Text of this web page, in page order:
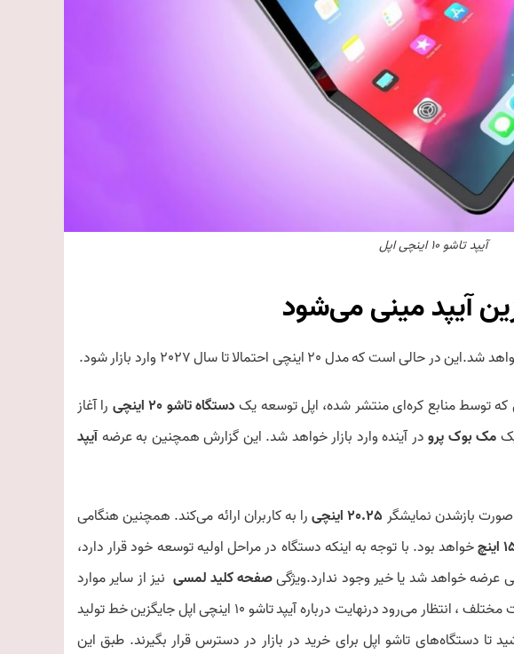
آیپد تاشو ۱۰ اینچی اپل
توسط منابع کره‌ای منتشر شده، اپل توسعه یکدستگاه تاشو 20 اینچی
را آغاز
مک بوک پرودر آینده وارد بازار خواهد شد. این گزارش همچنین به عرضهآیپد
20.25 اینچی
را به کاربران ارائه می‌کند. همچنین هنگامی
خواهد بود. با توجه به اینکه دستگاه در مراحل اولیه توسعه خود قرار دارد،
عرضه خواهد شد یا خیر وجود ندارد.ویژگیصفحه کلید لمسی نیز از سایر موارد
در‌نهایت درباره آیپد تاشو 10 اینچی اپل جایگزین خط تولید
دستگاه‌های تاشو اپل برای خرید در بازار در دسترس قرار بگیرند. طبق این